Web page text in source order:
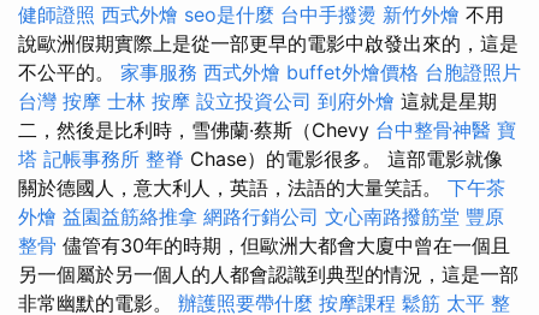
健師證照 西式外燴 seo是什麼 台中手撥燙 新竹外燴 不用
說歐洲假期實際上是從一部更早的電影中啟發出來的，這是
不公平的。 家事服務 西式外燴 buffet外燴價格 台胞證照片
台灣 按摩 士林 按摩 設立投資公司 到府外燴 這就是星期
二，然後是比利時，雪佛蘭·蔡斯（Chevy 台中整骨神醫 寶
塔 記帳事務所 整脊 Chase）的電影很多。 這部電影就像
關於德國人，意大利人，英語，法語的大量笑話。 下午茶
外燴 益園益筋絡推拿 網路行銷公司 文心南路撥筋堂 豐原
整骨 儘管有30年的時期，但歐洲大都會大廈中曾在一個且
另一個屬於另一個人的人都會認識到典型的情況，這是一部
非常幽默的電影。 辦護照要帶什麼 按摩課程 鬆筋 太平 整